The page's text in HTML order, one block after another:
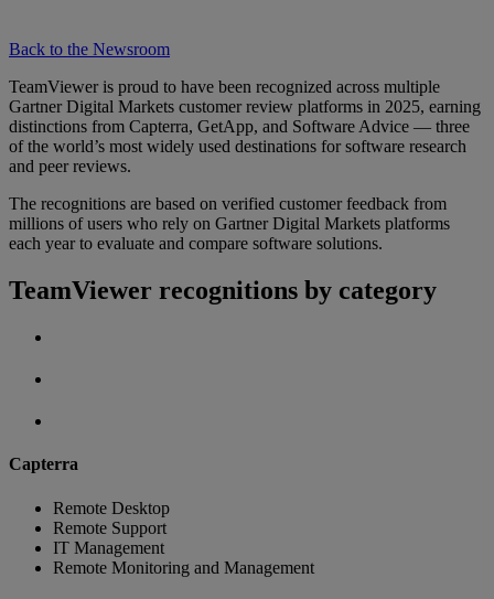
Back to the Newsroom
TeamViewer is proud to have been recognized across multiple
Gartner Digital Markets customer review platforms in 2025, earning
distinctions from Capterra, GetApp, and Software Advice — three
of the world’s most widely used destinations for software research
and peer reviews.
The recognitions are based on verified customer feedback from
millions of users who rely on Gartner Digital Markets platforms
each year to evaluate and compare software solutions.
TeamViewer recognitions by category
Capterra
Remote Desktop
Remote Support
IT Management
Remote Monitoring and Management